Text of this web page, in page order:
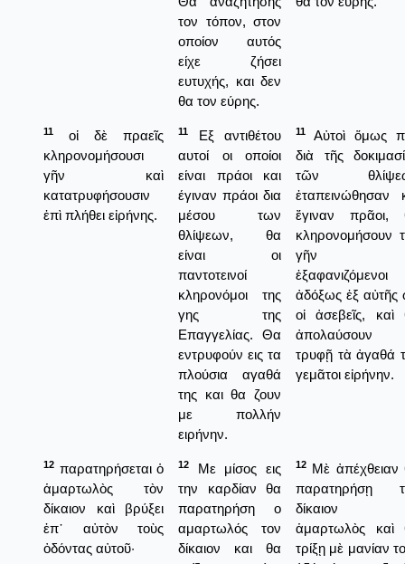
τον τόπον, στον
οποίον αυτός
είχε ζήσει
ευτυχής, και δεν
θα τον εύρης.
11
οἱ δὲ πραεῖς
κληρονομήσουσι
γῆν καὶ
κατατρυφήσουσιν
ἐπὶ πλήθει εἰρήνης.
11
Εξ αντιθέτου
αυτοί οι οποίοι
είναι πράοι και
έγιναν πράοι δια
μέσου των
θλίψεων, θα
είναι οι
παντοτεινοί
κληρονόμοι της
γης της
Επαγγελίας. Θα
εντρυφούν εις τα
πλούσια αγαθά
της και θα ζουν
με πολλήν
ειρήνην.
11
Αὐτοὶ ὅμως
διὰ τῆς
τῶν
ἐταπεινώθησαν
ἔγιναν πρᾶοι,
κληρονομήσουν
γῆν
ἐξαφανιζόμενοι
ἀδόξως ἐξ αὐτῆς
οἱ ἀσεβεῖς, καὶ
ἀπολαύσουν
τρυφῇ τὰ ἀγαθά
γεμᾶτοι εἰρήνην.
12 παρατηρήσεται ὁ
ἁμαρτωλὸς τὸν
δίκαιον καὶ βρύξει
ἐπ᾿ αὐτὸν τοὺς
ὀδόντας αὐτοῦ·
12
Με μίσος εις
την καρδίαν θα
παρατηρήση ο
αμαρτωλός τον
δίκαιον και θα
12 Μὲ ἀπέχθειαν
παρατηρήσῃ
δίκαιον
ἁμαρτωλὸς καὶ
τρίξῃ μὲ μανίαν